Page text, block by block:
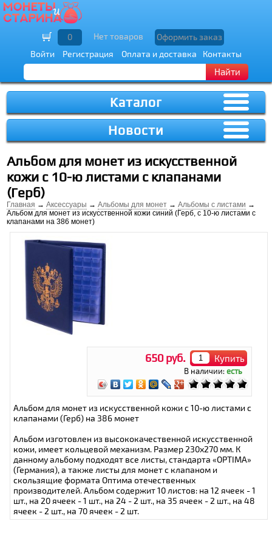
Войти Регистрация Оплата и доставка Контакты
Найти
0 Нет товаров Оформить заказ
Каталог
Новости
Альбом для монет из искусственной
кожи с 10-ю листами с клапанами
(Герб)
Главная →Аксессуары →Альбомы для монет →Альбомы с листами →
Альбом для монет из искусственной кожи синий (Герб, с 10-ю листами с
клапанами на 386 монет)
650 руб. Купить
В наличии:есть
Альбом для монет из искусственной кожи с 10-ю листами с
клапанами (Герб) на 386 монет
Альбом изготовлен из высококачественной искусственной
кожи, имеет кольцевой механизм. Размер 230х270 мм. К
данному альбому подходят все листы, стандарта «OPTIMA»
(Германия), а также листы для монет с клапаном и
скользящие формата Оптима отечественных
производителей. Альбом содержит 10 листов: на 12 ячеек - 1
шт., на 20 ячеек - 1 шт., на 24 - 2 шт., на 35 ячеек - 2 шт., на 48
ячеек - 2 шт., на 70 ячеек - 2 шт.